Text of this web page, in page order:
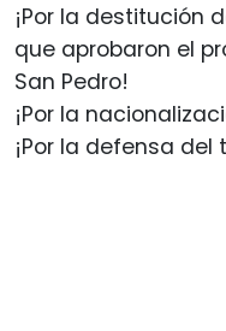
¡Por la destitución
que aprobaron el
San Pedro!
¡Por la
¡Por la defensa